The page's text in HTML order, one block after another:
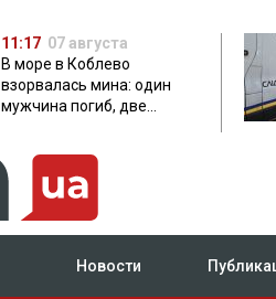
11:17 07 августа
В море в Коблево
взорвалась мина: один
мужчина погиб, две
Новости